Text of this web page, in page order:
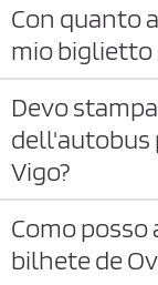
Con quanto
mio biglietto
Devo
dell'autobus
Vigo?
Como
bilhete de